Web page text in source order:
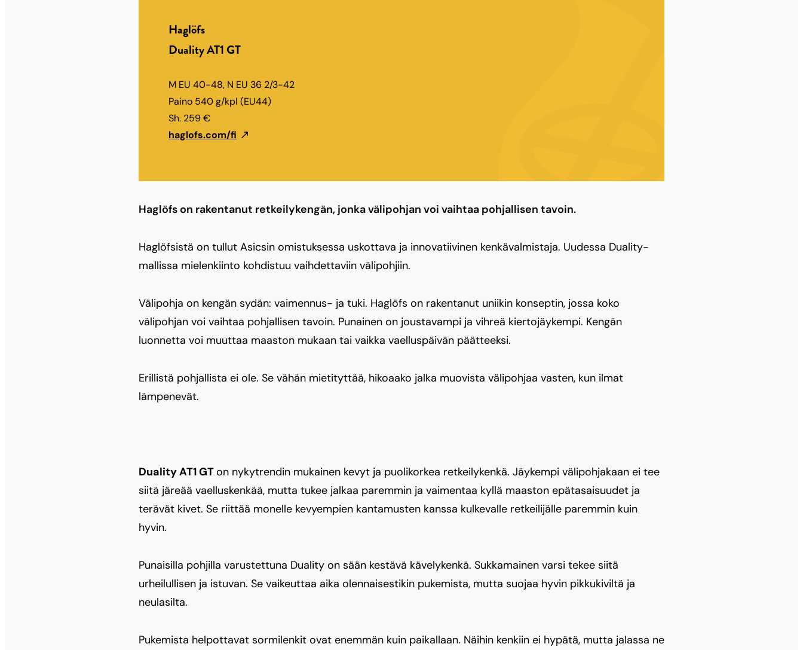
Haglöfs
Duality AT1 GT
M EU 40-48, N EU 36 2/3-42
Paino 540 g/kpl (EU44)
Sh. 259 €
haglofs.com/fi
Haglöfs on rakentanut retkeilykengän, jonka välipohjan voi vaihtaa pohjallisen tavoin.
Haglöfsistä on tullut Asicsin omistuksessa uskottava ja innovatiivinen kenkävalmistaja. Uudessa Duality-
mallissa mielenkiinto kohdistuu vaihdettaviin välipohjiin.
Välipohja on kengän sydän: vaimennus- ja tuki. Haglöfs on rakentanut uniikin konseptin, jossa koko
välipohjan voi vaihtaa pohjallisen tavoin. Punainen on joustavampi ja vihreä kiertojäykempi. Kengän
luonnetta voi muuttaa maaston mukaan tai vaikka vaelluspäivän päätteeksi.
Erillistä pohjallista ei ole. Se vähän mietityttää, hikoaako jalka muovista välipohjaa vasten, kun ilmat
lämpenevät.
Duality AT1 GTon nykytrendin mukainen kevyt ja puolikorkea retkeilykenkä. Jäykempi välipohjakaan ei tee
siitä järeää vaelluskenkää, mutta tukee jalkaa paremmin ja vaimentaa kyllä maaston epätasaisuudet ja
terävät kivet. Se riittää monelle kevyempien kantamusten kanssa kulkevalle retkeilijälle paremmin kuin
hyvin.
Punaisilla pohjilla varustettuna Duality on sään kestävä kävelykenkä. Sukkamainen varsi tekee siitä
urheilullisen ja istuvan. Se vaikeuttaa aika olennaisestikin pukemista, mutta suojaa hyvin pikkukiviltä ja
neulasilta.
Pukemista helpottavat sormilenkit ovat enemmän kuin paikallaan. Näihin kenkiin ei hypätä, mutta jalassa ne